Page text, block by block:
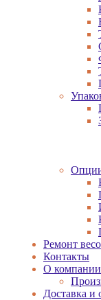
Ремонт
Контакты
О компании
Доставка и